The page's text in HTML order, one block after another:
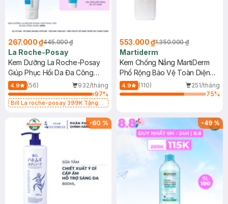
267.000 ₫445.000 ₫
La Roche-Posay
Kem Dưỡng La Roche-Posay
Giúp Phục Hồi Da Đa Công
Dụng 40ml
4.9 (56)
932/tháng
97%
Bill La roche-posay 399K Tặng
(SL có hạn)
553.000 ₫1.350.000 ₫
Martiderm
Kem Chống Nắng MartiDerm
Phổ Rộng Bảo Vệ Toàn Diện
40ml
4.9 (110)
251/tháng
75%
-60 % -49%